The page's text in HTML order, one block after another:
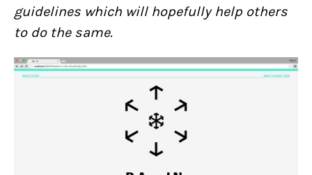
guidelines which will hopefully help others
to do the same.